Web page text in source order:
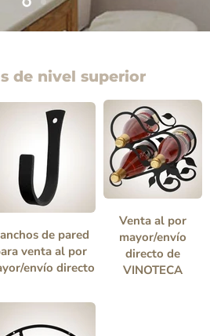
Slide
1
Slide
2
de nivel superior
de pared
venta al por
envío directo
Venta al por
mayor/envío
directo de
VINOTECA